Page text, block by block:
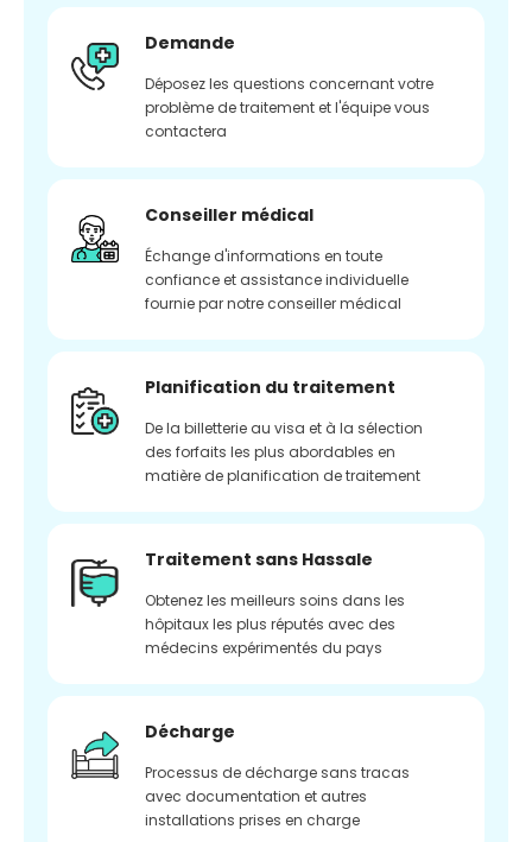
Demande
Déposez les questions concernant votre
problème de traitement et l'équipe vous
contactera
Conseiller médical
Échange d'informations en toute
confiance et assistance individuelle
fournie par notre conseiller médical
Planification du traitement
De la billetterie au visa et à la sélection
des forfaits les plus abordables en
matière de planification de traitement
Traitement sans Hassale
Obtenez les meilleurs soins dans les
hôpitaux les plus réputés avec des
médecins expérimentés du pays
Décharge
Processus de décharge sans tracas
avec documentation et autres
installations prises en charge